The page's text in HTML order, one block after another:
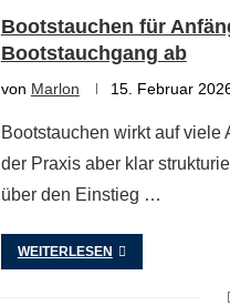
Bootstauchen für
Bootstauchgang ab
von Marlon 15. Februar
Bootstauchen wirkt auf viele
der Praxis aber klar
über den Einstieg …
WEITERLESEN